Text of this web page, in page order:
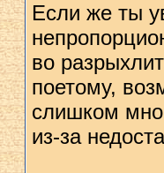
Если же ты
во
поетому,
слишком
из-за